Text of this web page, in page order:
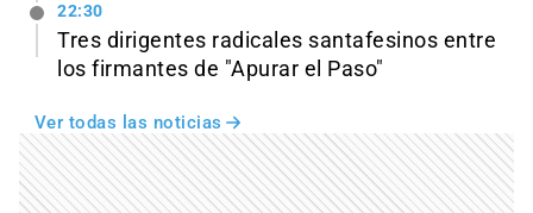
22:30
Tres dirigentes radicales santafesinos entre
los firmantes de "Apurar el Paso"
Ver todas las noticias